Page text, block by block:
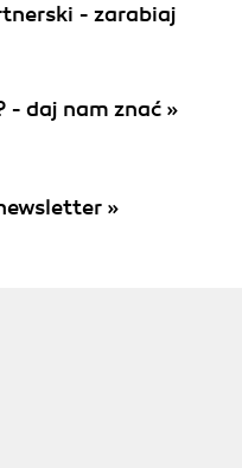
- zarabiaj
- daj nam znać »
»